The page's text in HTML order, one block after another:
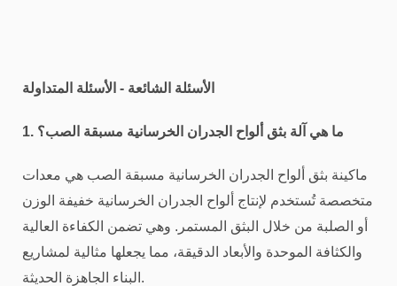
الأسئلة الشائعة - الأسئلة المتداولة
1. ما هي آلة بثق ألواح الجدران الخرسانية مسبقة الصب؟
ماكينة بثق ألواح الجدران الخرسانية مسبقة الصب هي معدات
متخصصة تُستخدم لإنتاج ألواح الجدران الخرسانية خفيفة الوزن
أو الصلبة من خلال البثق المستمر. وهي تضمن الكفاءة العالية
والكثافة الموحدة والأبعاد الدقيقة، مما يجعلها مثالية لمشاريع
البناء الجاهزة الحديثة.